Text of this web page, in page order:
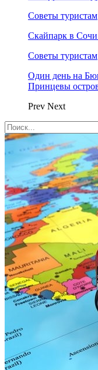
Советы туристам
Скайпарк в
Советы туристам
Один день на
Принцевы
Prev Next